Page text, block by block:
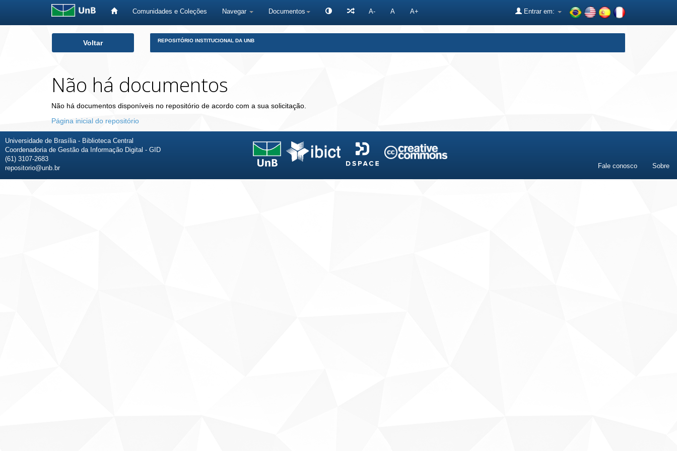
Comunidades e Coleções Navegar Documentos A- A A+ Entrar em:
Voltar REPOSITÓRIO INSTITUCIONAL DA UNB
Não há documentos
Não há documentos disponíveis no repositório de acordo com a sua solicitação.
Página inicial do repositório
Universidade de Brasília - Biblioteca Central
Coordenadoria de Gestão da Informação Digital - GID
(61) 3107-2683
repositorio@unb.br
Fale conosco Sobre